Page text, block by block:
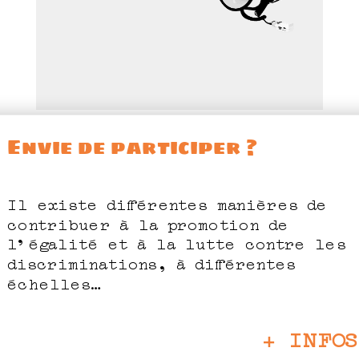
Envie de participer ?
Il existe différentes manières de
contribuer à la promotion de
l’égalité et à la lutte contre les
discriminations, à différentes
échelles…
+ INFOS